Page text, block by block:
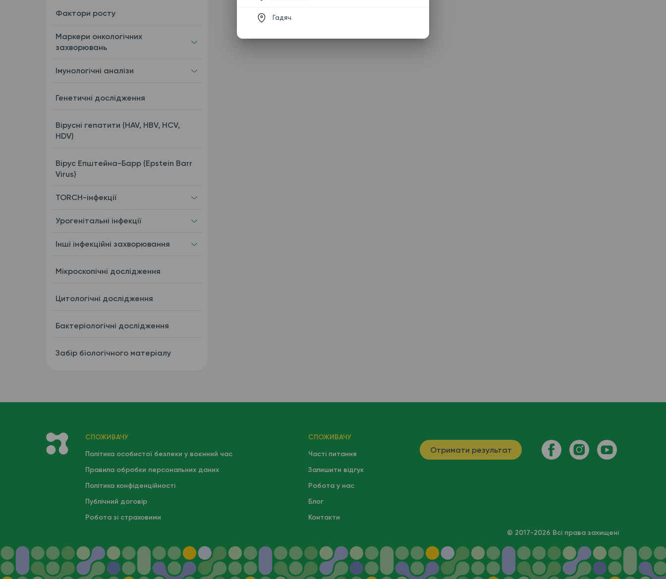
Фактори росту
Маркери онкологічних
захворювань
Імунологічні аналізи
Генетичні дослідження
Вірусні гепатити (HAV, HBV, HCV,
HDV)
Вірус Епштейна-Барр (Epstein Barr
Virus)
TORCH-інфекції
Урогенітальні інфекції
Інші інфекційні захворювання
Мікроскопічні дослідження
Цитологічні дослідження
Бактеріологічні дослідження
Забір біологічного матеріалу
СПОЖИВАЧУ
СПОЖИВАЧУ
Політика особистої безпеки у воєнний час
Часті питання
Правила обробки персональних даних
Залишити відгук
Політика конфіденційності
Робота у нас
Публічний договір
Блог
Робота зі страховими
Контакти
Отримати результат
© 2017-2026 Всі права захищені
Гадяч